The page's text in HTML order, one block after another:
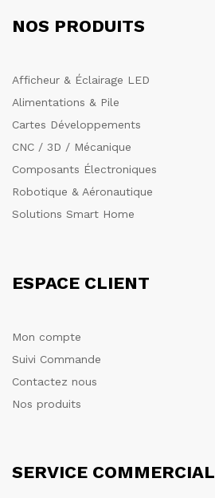
NOS PRODUITS
Afficheur & Éclairage LED
Alimentations & Pile
Cartes Développements
CNC / 3D / Mécanique
Composants Électroniques
Robotique & Aéronautique
Solutions Smart Home
ESPACE CLIENT
Mon compte
Suivi Commande
Contactez nous
Nos produits
SERVICE COMMERCIAL